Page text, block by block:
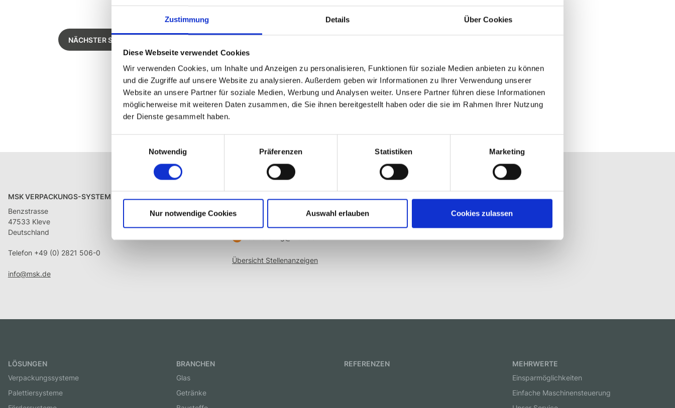
Zustimmung Details Über Cookies
Diese Webseite verwendet Cookies
Wir verwenden Cookies, um Inhalte und Anzeigen zu personalisieren, Funktionen für soziale Medien anbieten zu können
und die Zugriffe auf unsere Website zu analysieren. Außerdem geben wir Informationen zu Ihrer Verwendung unserer
Website an unsere Partner für soziale Medien, Werbung und Analysen weiter. Unsere Partner führen diese Informationen
möglicherweise mit weiteren Daten zusammen, die Sie ihnen bereitgestellt haben oder die sie im Rahmen Ihrer Nutzung
der Dienste gesammelt haben.
Notwendig
Präferenzen Statistiken Marketing
Nur notwendige Cookies Auswahl erlauben Cookies zulassen
MSK VERPACKUNGS-SYSTEME GMBH
Benzstrasse
47533 Kleve
Deutschland
Telefon +49 (0) 2821 506-0
info@msk.de
Sie haben Fragen?
Übersicht Stellenanzeigen
LÖSUNGEN
Verpackungssysteme
Palettiersysteme
BRANCHEN
Glas
Getränke
REFERENZEN
MEHRWERTE
Einsparmöglichkeiten
Einfache Maschinensteuerung